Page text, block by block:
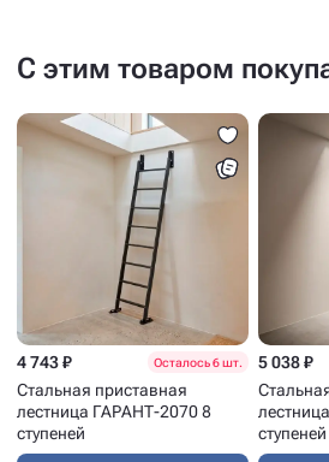
С этим товаром
4 743 ₽ Осталось 6 шт.
Стальная приставная
лестница ГАРАНТ-2070 8
ступеней
5 038 ₽
ступеней